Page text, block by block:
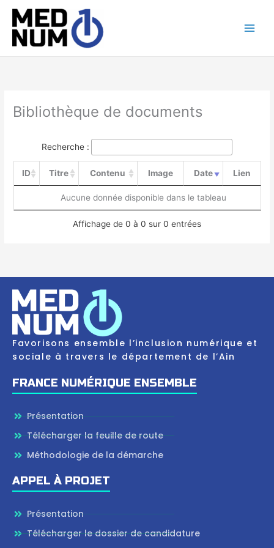
contenu
Bibliothèque de documents
Recherche :
ID Titre Contenu Image Date Lien
Aucune donnée disponible dans le tableau
Affichage de 0 à 0 sur 0 entrées
Favorisons ensemble l’inclusion numérique et
sociale à travers le département de l’Ain
FRANCE NUMÉRIQUE ENSEMBLE
Présentation
Télécharger la feuille de route
Méthodologie de la démarche
APPEL À PROJET
Présentation
Télécharger le dossier de candidature